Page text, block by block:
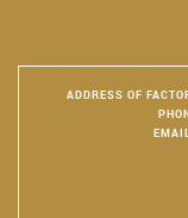
ADDRESS OF